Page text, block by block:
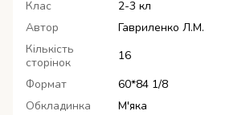
Клас
2-3 кл
Автор
Гавриленко Л.М.
Кількість
сторінок
16
Формат
60*84 1/8
Обкладинка
М'яка